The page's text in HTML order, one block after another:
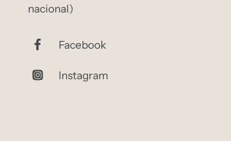
nacional)
Facebook
Instagram